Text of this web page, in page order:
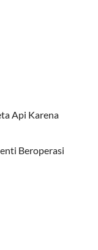
Api Karena
Beroperasi